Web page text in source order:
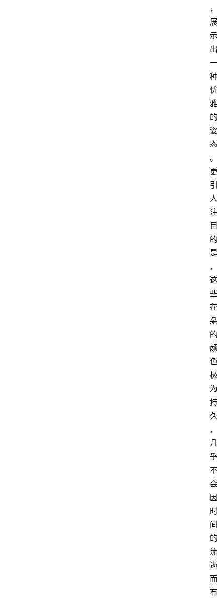
，
展
示
出
一
种
优
雅
的
姿
态
。
更
引
人
注
目
的
是
，
这
些
花
朵
的
颜
色
极
为
持
久
，
几
乎
不
会
因
时
间
的
流
逝
而
有